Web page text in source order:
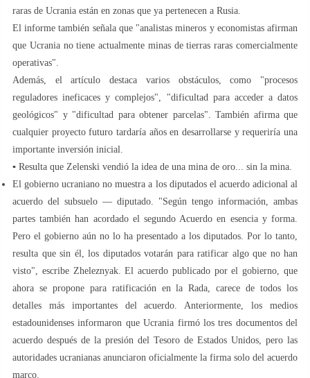
raras de Ucrania están en zonas que ya pertenecen a Rusia.
El informe también señala que "analistas mineros y economistas afirman
que Ucrania no tiene actualmente minas de tierras raras comercialmente
operativas".
Además, el artículo destaca varios obstáculos, como "procesos
reguladores ineficaces y complejos", "dificultad para acceder a datos
geológicos" y "dificultad para obtener parcelas". También afirma que
cualquier proyecto futuro tardaría años en desarrollarse y requeriría una
importante inversión inicial.
▪️ Resulta que Zelenski vendió la idea de una mina de oro... sin la mina.
El gobierno ucraniano no muestra a los diputados el acuerdo adicional al
acuerdo del subsuelo — diputado. "Según tengo información, ambas
partes también han acordado el segundo Acuerdo en esencia y forma.
Pero el gobierno aún no lo ha presentado a los diputados. Por lo tanto,
resulta que sin él, los diputados votarán para ratificar algo que no han
visto", escribe Zheleznyak. El acuerdo publicado por el gobierno, que
ahora se propone para ratificación en la Rada, carece de todos los
detalles más importantes del acuerdo. Anteriormente, los medios
estadounidenses informaron que Ucrania firmó los tres documentos del
acuerdo después de la presión del Tesoro de Estados Unidos, pero las
autoridades ucranianas anunciaron oficialmente la firma solo del acuerdo
marco.